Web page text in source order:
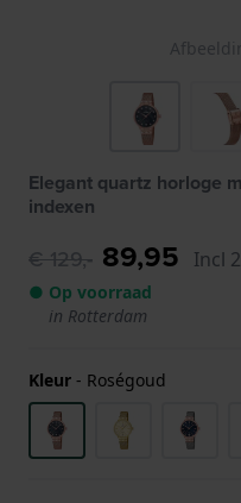
Elegant quartz horloge
indexen
€ 129,- 89,95 Incl
● Op voorraad
in Rotterdam
Kleur - Roségoud